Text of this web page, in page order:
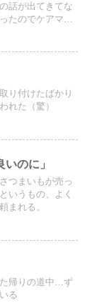
話が出てきてな
たのでケアマネ
り付けたばかり
れた（驚）
のに」
つまいもが売っ
いうもの、よく
まれる。
帰りの道中…ず
る